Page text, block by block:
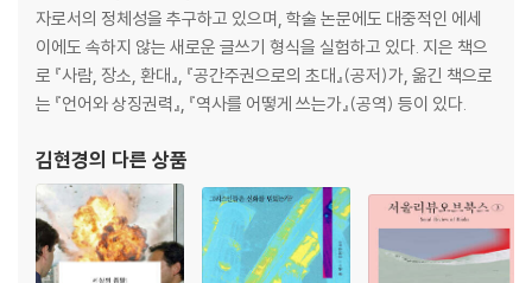
“사람이 되어라”
굴욕에 대하여
5장 우정의 조건
가부장제를 보완하는 국가
증여와 환대
공동체에 대한 두 개의 상상
6장 절대적 환대
자로서의 정체성을 추구하고 있으며, 학술 논문에도 대중적인 에세
이에도 속하지 않는 새로운 글쓰기 형식을 실험하고 있다. 지은 책으
로 『사람, 장소, 환대』, 『공간주권으로의 초대』(공저)가, 옮긴 책으로
는 『언어와 상징권력』, 『역사를 어떻게 쓰는가』(공역) 등이 있다.
김현경의 다른 상품